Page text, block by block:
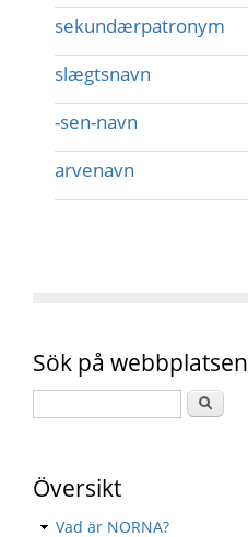
sekundærpatronym
slægtsnavn
-sen-navn
arvenavn
Sök på webbplatsen
Översikt
Vad är NORNA?